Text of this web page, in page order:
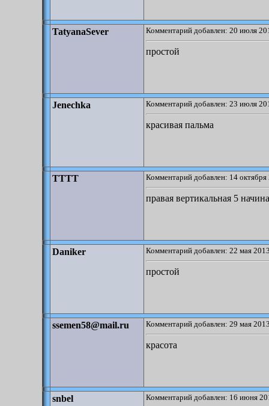
TatyanaSever Комментарий добавлен: 20 июля
простой
Jenechka Комментарий добавлен: 23 июля
красивая пальма
TTTT Комментарий добавлен: 14
правая вертикальная 5
Daniker Комментарий добавлен: 22 мая
простой
ssemen58@mail.ru Комментарий добавлен: 29 мая
красота
snbel Комментарий добавлен: 16 июня